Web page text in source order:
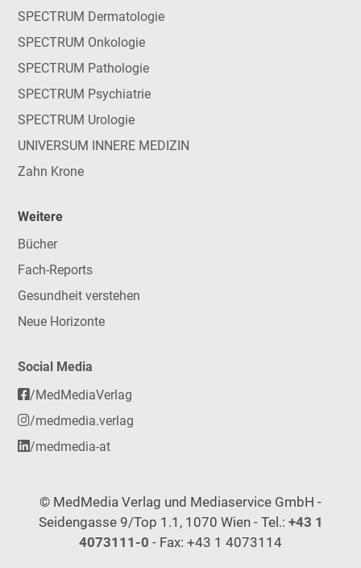
SPECTRUM Dermatologie
SPECTRUM Onkologie
SPECTRUM Pathologie
SPECTRUM Psychiatrie
SPECTRUM Urologie
UNIVERSUM INNERE MEDIZIN
Zahn Krone
Weitere
Bücher
Fach-Reports
Gesundheit verstehen
Neue Horizonte
Social Media
/MedMediaVerlag
/medmedia.verlag
/medmedia-at
© MedMedia Verlag und Mediaservice GmbH -
Seidengasse 9/Top 1.1, 1070 Wien - Tel.: +43 1
4073111-0 - Fax: +43 1 4073114